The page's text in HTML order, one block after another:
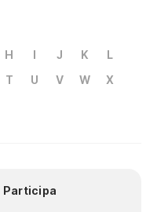
H I J K
L
T U V W
X
Participa